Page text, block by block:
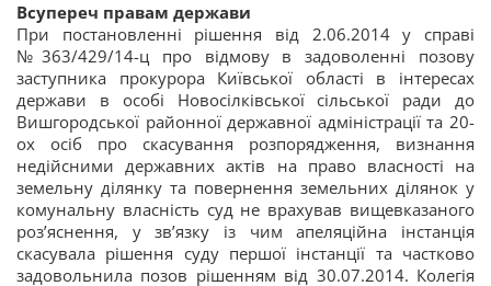
Всупереч правам держави
При постановленні рішення від 2.06.2014 у справі
№363/429/14-ц про відмову в задоволенні позову
заступника прокурора Київської області в інтересах
держави в особі Новосілківської сільської ради до
Вишгородської районної державної адміністрації та 20-
ох осіб про скасування розпорядження, визнання
недійсними державних актів на право власності на
земельну ділянку та повернення земельних ділянок у
комунальну власність суд не врахував вищевказаного
роз’яснення, у зв’язку із чим апеляційна інстанція
скасувала рішення суду першої інстанції та частково
задовольнила позов рішенням від 30.07.2014. Колегія